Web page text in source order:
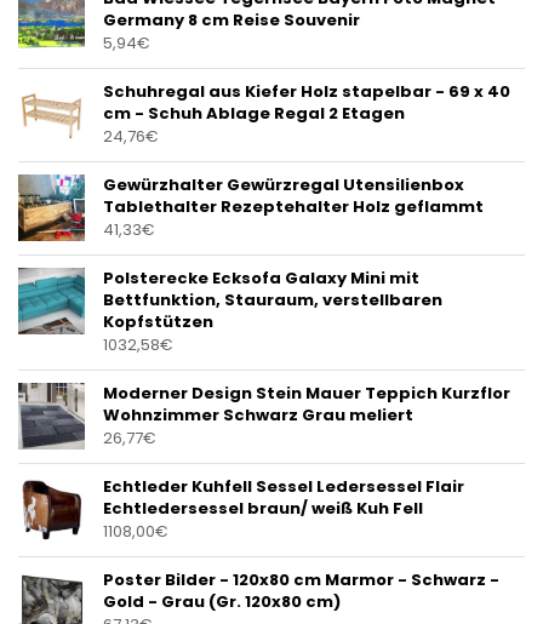
Germany 8 cm Reise Souvenir
5,94€
Schuhregal aus Kiefer Holz stapelbar - 69 x 40
cm - Schuh Ablage Regal 2 Etagen
24,76€
Gewürzhalter Gewürzregal Utensilienbox
Tablethalter Rezeptehalter Holz geflammt
41,33€
Polsterecke Ecksofa Galaxy Mini mit
Bettfunktion, Stauraum, verstellbaren
Kopfstützen
1032,58€
Moderner Design Stein Mauer Teppich Kurzflor
Wohnzimmer Schwarz Grau meliert
26,77€
Echtleder Kuhfell Sessel Ledersessel Flair
Echtledersessel braun/ weiß Kuh Fell
1108,00€
Poster Bilder - 120x80 cm Marmor - Schwarz -
Gold - Grau (Gr. 120x80 cm)